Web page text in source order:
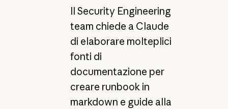
Il Security Engineering
team chiede a Claude
di elaborare molteplici
fonti di
documentazione per
creare runbook in
markdown e guide alla